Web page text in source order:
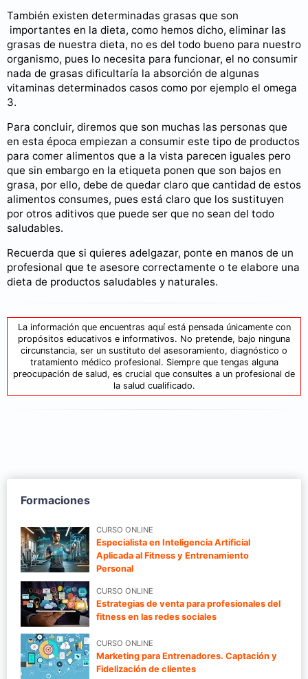
También existen determinadas grasas que son
importantes en la dieta, como hemos dicho, eliminar las
grasas de nuestra dieta, no es del todo bueno para nuestro
organismo, pues lo necesita para funcionar, el no consumir
nada de grasas dificultaría la absorción de algunas
vitaminas determinados casos como por ejemplo el omega
3.
Para concluir, diremos que son muchas las personas que
en esta época empiezan a consumir este tipo de productos
para comer alimentos que a la vista parecen iguales pero
que sin embargo en la etiqueta ponen que son bajos en
grasa, por ello, debe de quedar claro que cantidad de estos
alimentos consumes, pues está claro que los sustituyen
por otros aditivos que puede ser que no sean del todo
saludables.
Recuerda que si quieres adelgazar, ponte en manos de un
profesional que te asesore correctamente o te elabore una
dieta de productos saludables y naturales.
La información que encuentras aquí está pensada únicamente con
propósitos educativos e informativos. No pretende, bajo ninguna
circunstancia, ser un sustituto del asesoramiento, diagnóstico o
tratamiento médico profesional. Siempre que tengas alguna
preocupación de salud, es crucial que consultes a un profesional de
la salud cualificado.
Formaciones
CURSO ONLINE
Especialista en Inteligencia Artificial
Aplicada al Fitness y Entrenamiento
Personal
CURSO ONLINE
Estrategias de venta para profesionales del
fitness en las redes sociales
CURSO ONLINE
Marketing para Entrenadores. Captación y
Fidelización de clientes